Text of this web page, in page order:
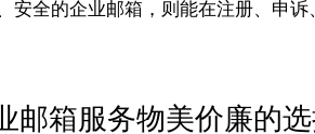
安全的企业邮箱，则能在注册、申
邮箱服务物美价廉的